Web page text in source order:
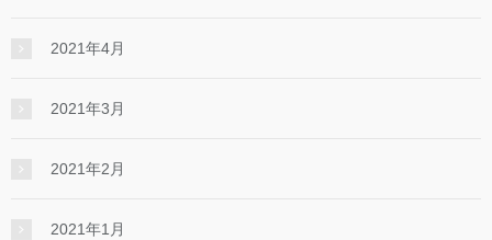
2021年4月
2021年3月
2021年2月
2021年1月